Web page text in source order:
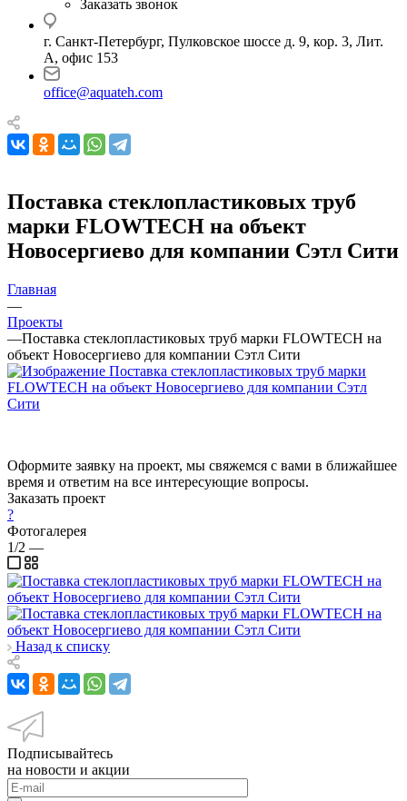
Заказать звонок
г. Санкт-Петербург, Пулковское шоссе д. 9, кор. 3, Лит.
А, офис 153
office@aquateh.com
Поставка стеклопластиковых труб
марки FLOWTECH на объект
Новосергиево для компании Сэтл Сити
Главная
—
Проекты
—Поставка стеклопластиковых труб марки FLOWTECH на
объект Новосергиево для компании Сэтл Сити
Оформите заявку на проект, мы свяжемся с вами в ближайшее
время и ответим на все интересующие вопросы.
Заказать проект
?
Фотогалерея
1/2 —
Назад к списку
Подписывайтесь
на новости и акции